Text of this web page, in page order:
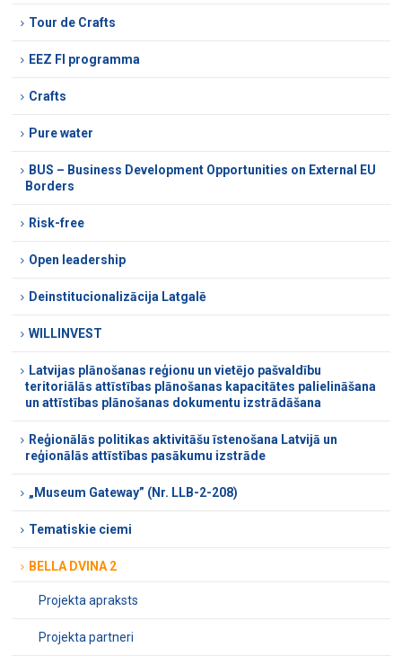
Tour de Crafts
EEZ FI programma
Crafts
Pure water
BUS – Business Development Opportunities on External EU
Borders
Risk-free
Open leadership
Deinstitucionalizācija Latgalē
WILLINVEST
Latvijas plānošanas reģionu un vietējo pašvaldību
teritoriālās attīstības plānošanas kapacitātes palielināšana
un attīstības plānošanas dokumentu izstrādāšana
Reģionālās politikas aktivitāšu īstenošana Latvijā un
reģionālās attīstības pasākumu izstrāde
„Museum Gateway” (Nr. LLB-2-208)
Tematiskie ciemi
BELLA DVINA 2
Projekta apraksts
Projekta partneri